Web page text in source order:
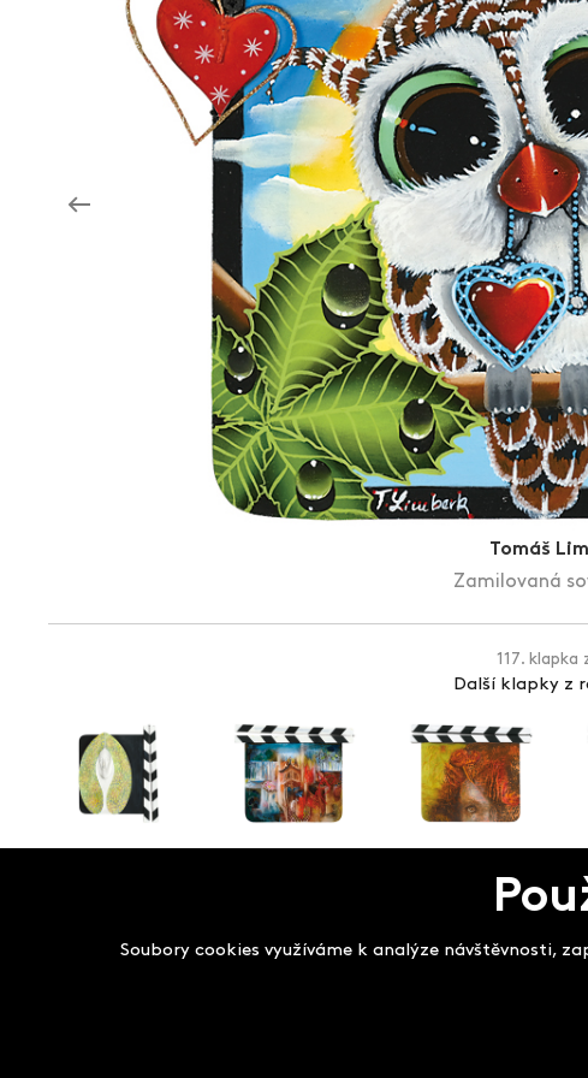
Aukce filmových klapek
Aktuality
Zlín Film Festival
Tomáš
Zamilovaná
117. klapka
Další klapky z
Salon filmových klapek
Soubory cookies využíváme k analýze návštěvnosti,